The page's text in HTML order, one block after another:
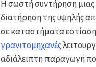
Η σωστή συντήρηση μιας
διατήρηση της υψηλής
σε καταστήματα
γρανιτομηχανές
αδιάλειπτη παραγωγή